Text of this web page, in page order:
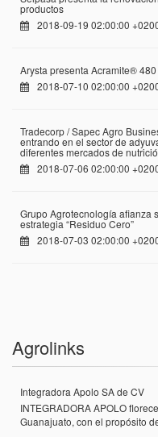
productos
2018-09-19 02:00:00
Arysta presenta Acramite®
2018-07-10 02:00:00
Tradecorp / Sapec Agro
entrando en el sector de
diferentes mercados de
2018-07-06 02:00:00
Grupo Agrotecnología afianza
estrategia “Residuo Cero”
2018-07-03 02:00:00
Agrolinks
Integradora Apolo SA de CV
INTEGRADORA APOLO
Guanajuato, con el propósito